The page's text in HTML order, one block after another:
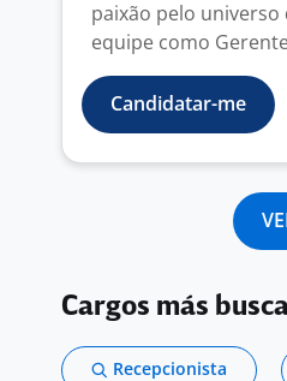
paixão pelo universo
equipe como
Candidatar-me
Cargos más
Recepcionista